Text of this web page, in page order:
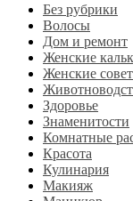
Без рубрики
Волосы
Дом и ремонт
Женские
Женские
Здоровье
Знаменитости
Комнатные
Красота
Кулинария
Макияж